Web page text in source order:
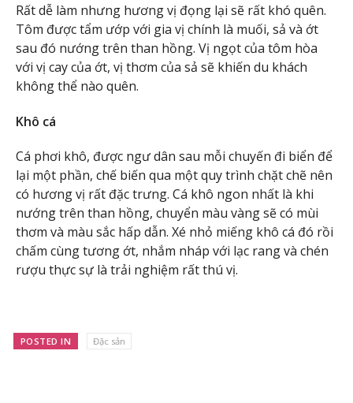
Rất dễ làm nhưng hương vị đọng lại sẽ rất khó quên.
Tôm được tẩm ướp với gia vị chính là muối, sả và ớt
sau đó nướng trên than hồng. Vị ngọt của tôm hòa
với vị cay của ớt, vị thơm của sả sẽ khiến du khách
không thể nào quên.
Khô cá
Cá phơi khô, được ngư dân sau mỗi chuyến đi biển để
lại một phần, chế biến qua một quy trình chặt chẽ nên
có hương vị rất đặc trưng. Cá khô ngon nhất là khi
nướng trên than hồng, chuyển màu vàng sẽ có mùi
thơm và màu sắc hấp dẫn. Xé nhỏ miếng khô cá đó rồi
chấm cùng tương ớt, nhắm nháp với lạc rang và chén
rượu thực sự là trải nghiệm rất thú vị.
POSTED IN Đặc sản